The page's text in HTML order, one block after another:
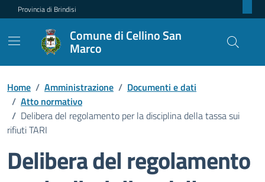
Provincia di Brindisi
Comune di Cellino San
Marco
Home / Amministrazione / Documenti e dati
/ Atto normativo
/ Delibera del regolamento per la disciplina della tassa sui
rifiuti TARI
Delibera del regolamento